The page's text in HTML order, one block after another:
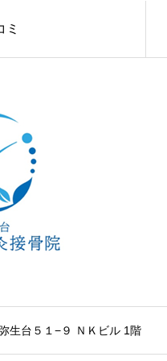
ミ
生台５１−９ ＮＫビル 1階